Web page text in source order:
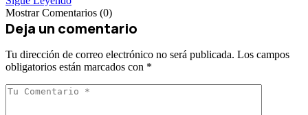
Mostrar Comentarios (0)
Deja un comentario
Tu dirección de correo electrónico no será publicada. Los campos
obligatorios están marcados con *